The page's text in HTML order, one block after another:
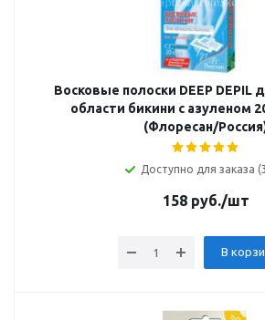
Восковые полоски DEEP DEPIL
области бикини с азуленом
(Флоресан/
Доступно для заказа
158руб./шт
В